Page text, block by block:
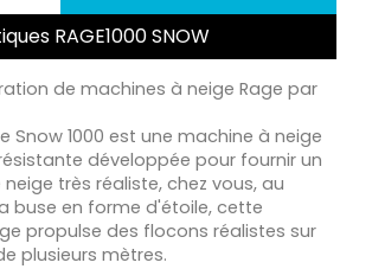
RAGE1000 SNOW
de machines à neige Rage par
Snow 1000 est une machine à neige
développée pour fournir un
très réaliste, chez vous, au
buse en forme d'étoile, cette
propulse des flocons réalistes sur
plusieurs mètres.